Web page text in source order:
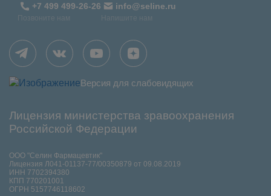
+7 499 499-26-26
Позвоните нам
info@seline.ru
Напишите нам
Версия для слабовидящих
Лицензия министерства зравоохранения
Российской Федерации
ООО "Селин Фармацевтик"
Лицензия Л041-01137-77/00350879 от 09.08.2019
ИНН 7702394380
КПП 770201001
ОГРН 5157746118602